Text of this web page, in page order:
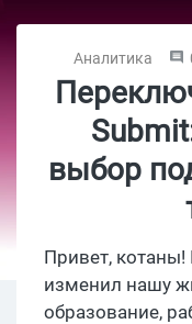
Аналитика
выбор
Привет, котаны!
изменил нашу
образование,